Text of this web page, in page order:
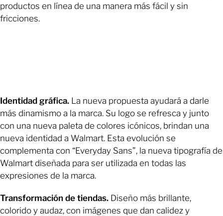
productos en línea de una manera más fácil y sin
fricciones.
Identidad gráfica. La nueva propuesta ayudará a darle
más dinamismo a la marca. Su logo se refresca y junto
con una nueva paleta de colores icónicos, brindan una
nueva identidad a Walmart. Esta evolución se
complementa con “Everyday Sans”, la nueva tipografía de
Walmart diseñada para ser utilizada en todas las
expresiones de la marca.
Transformación de tiendas. Diseño más brillante,
colorido y audaz, con imágenes que dan calidez y